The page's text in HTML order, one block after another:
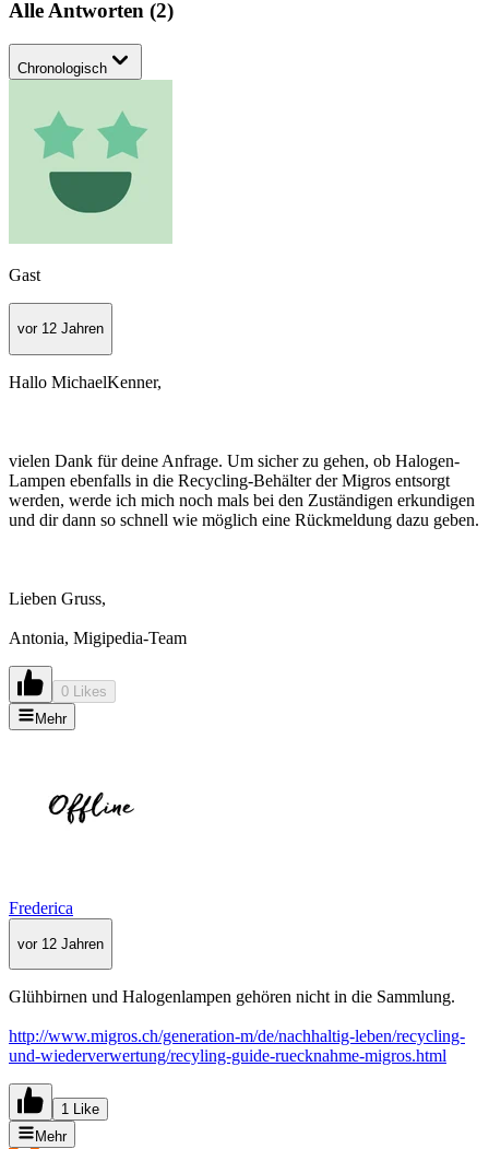
Alle Antworten (2)
Chronologisch
Gast
vor 12 Jahren
Hallo MichaelKenner,
vielen Dank für deine Anfrage. Um sicher zu gehen, ob Halogen-
Lampen ebenfalls in die Recycling-Behälter der Migros entsorgt
werden, werde ich mich noch mals bei den Zuständigen erkundigen
und dir dann so schnell wie möglich eine Rückmeldung dazu geben.
Lieben Gruss,
Antonia, Migipedia-Team
0 Likes
Mehr
Frederica
vor 12 Jahren
Glühbirnen und Halogenlampen gehören nicht in die Sammlung.
http://www.migros.ch/generation-m/de/nachhaltig-leben/recycling-
und-wiederverwertung/recyling-guide-ruecknahme-migros.html
1 Like
Mehr